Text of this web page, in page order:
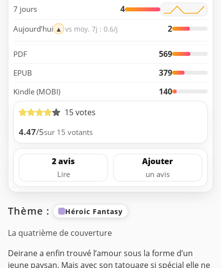
7 jours 4
Aujourd’hui ▲ vs moy. 7j : 0.6/j 2
PDF 569
EPUB 379
Kindle (MOBI)
140
15 votes
4.47/5sur 15 votants
2 avis
Lire
Ajouter
un avis
Thème : Héroic Fantasy
La quatrième de couverture
Deirane a enfin trouvé l’amour sous la forme d’un
jeune paysan. Mais avec son tatouage si spécial elle ne